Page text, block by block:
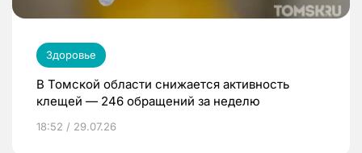
Здоровье
В Томской области снижается активность
клещей — 246 обращений за неделю
18:52 / 29.07.26